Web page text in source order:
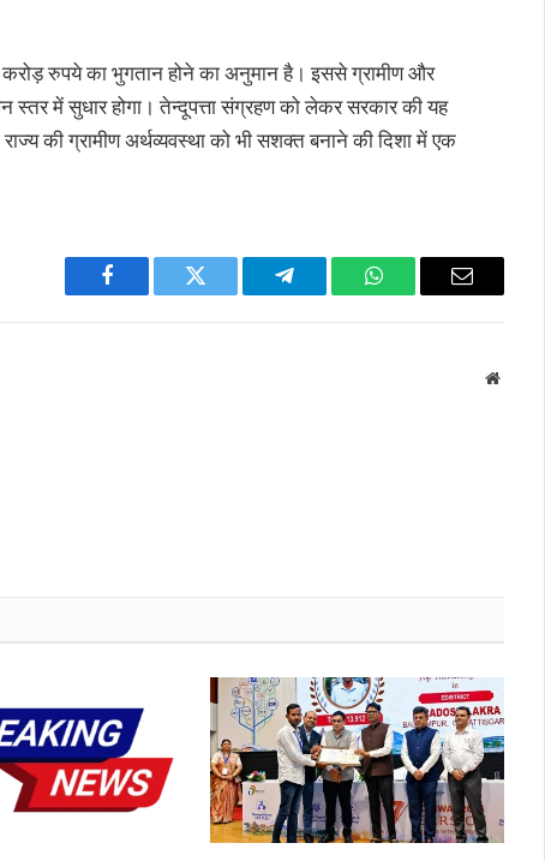
करोड़ रुपये का भुगतान होने का अनुमान है। इससे ग्रामीण और
स्तर में सुधार होगा। तेन्दूपत्ता संग्रहण को लेकर सरकार की यह
की ग्रामीण अर्थव्यवस्था को भी सशक्त बनाने की दिशा में एक
Facebook Twitter Telegram WhatsAppEmail
Website